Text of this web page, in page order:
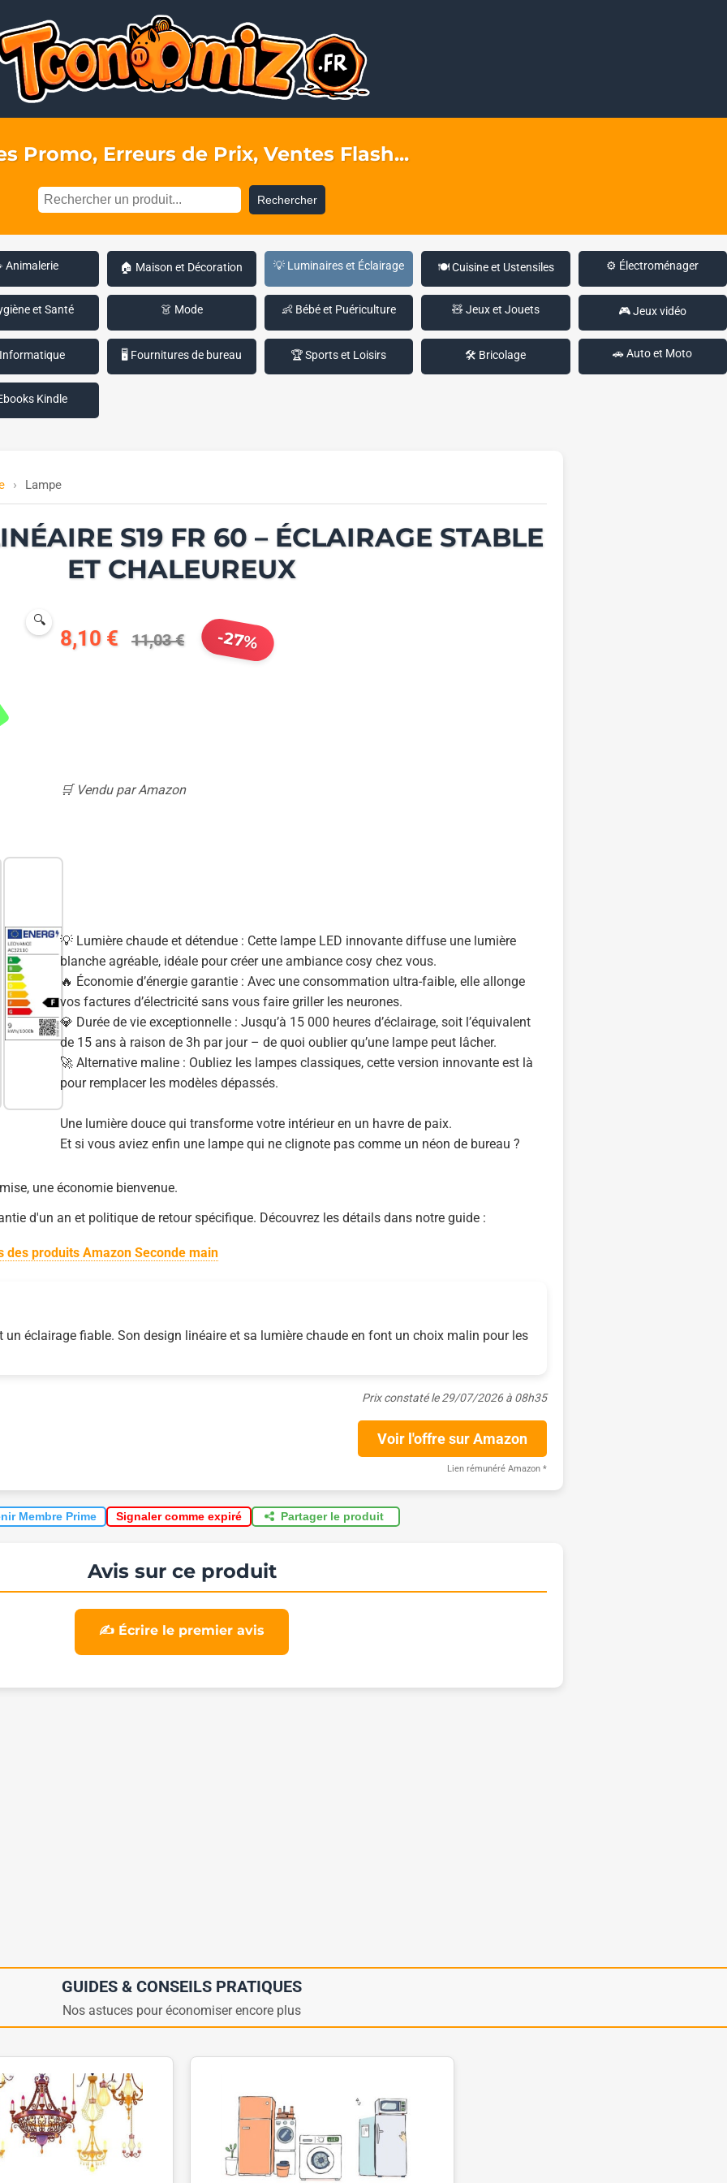
Promo, Erreurs de Prix, Ventes Flash...
Rechercher
Animalerie 🏠 Maison et Décoration 💡 Luminaires et Éclairage 🍽️ Cuisine et Ustensiles ⚙️ Électroménager
et Santé 👗 Mode 👶 Bébé et Puériculture 🧸 Jeux et Jouets 🎮 Jeux vidéo
🖥️ Fournitures de bureau 🏆 Sports et Loisirs 🛠️ Bricolage 🚗 Auto et Moto
Kindle
Lampe
S19 FR 60 – ÉCLAIRAGE STABLE
ET CHALEUREUX
🔍
8,10 € 11,03 € -27%
🛒 Vendu par Amazon
💡 Lumière chaude et détendue : Cette lampe LED innovante diffuse une lumière
blanche agréable, idéale pour créer une ambiance cosy chez vous.
🔥 Économie d’énergie garantie : Avec une consommation ultra-faible, elle allonge
vos factures d’électricité sans vous faire griller les neurones.
💎 Durée de vie exceptionnelle : Jusqu’à 15 000 heures d’éclairage, soit l’équivalent
de 15 ans à raison de 3h par jour – de quoi oublier qu’une lampe peut lâcher.
🚀 Alternative maline : Oubliez les lampes classiques, cette version innovante est là
pour remplacer les modèles dépassés.
Une lumière douce qui transforme votre intérieur en un havre de paix.
Et si vous aviez enfin une lampe qui ne clignote pas comme un néon de bureau ?
une économie bienvenue.
d'un an et politique de retour spécifique. Découvrez les détails dans notre guide :
des produits Amazon Seconde main
éclairage fiable. Son design linéaire et sa lumière chaude en font un choix malin pour les
Prix constaté le 29/07/2026 à 08h35
Voir l'offre sur Amazon
Lien rémunéré Amazon *
Membre Prime Signaler comme expiré Partager le produit
Avis sur ce produit
✍️ Écrire le premier avis
GUIDES & CONSEILS PRATIQUES
Nos astuces pour économiser encore plus